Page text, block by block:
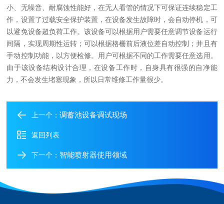
小、无噪音、耐腐蚀性能好，在无人看管的情况下可保证连续稳定工
作，设置了过载安全保护装置，在设备发生故障时，会自动停机，可
以避免设备超负荷工作。该设备可以根据用户需要任意调节设备运行
间隔，实现周期性运转；可以根据格栅前后液位差自动控制；并且有
手动控制功能，以方便检修。用户可根据不同的工作需要任意选用。
由于该设备结构设计合理，在设备工作时，自身具有很强的自净能
力，不会发生堵塞现象，所以日常维修工作量很少。
上一个：调蓄池设备调试现场
返回列表
下一个： 智能喷射器使用领域